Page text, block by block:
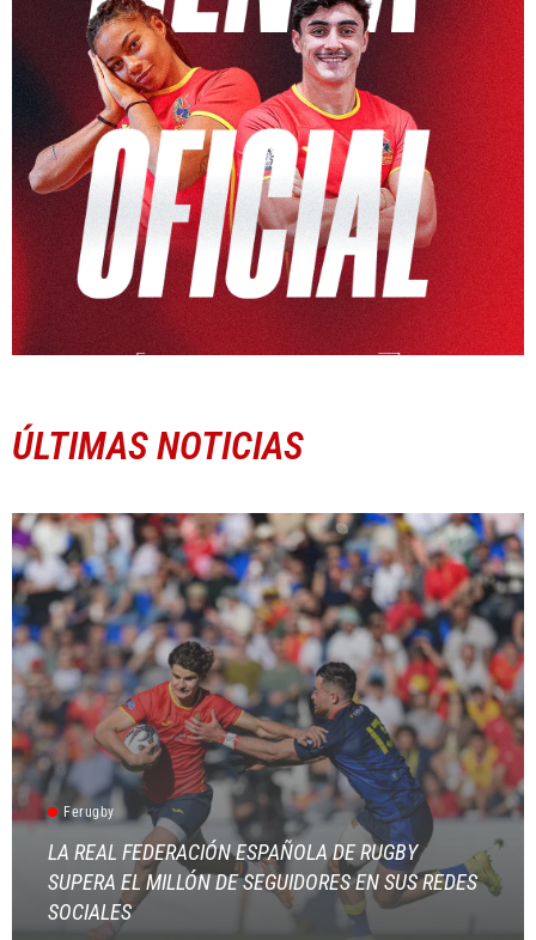
ÚLTIMAS NOTICIAS
Ferugby
LA REAL FEDERACIÓN ESPAÑOLA DE RUGBY
SUPERA EL MILLÓN DE SEGUIDORES EN SUS REDES
SOCIALES